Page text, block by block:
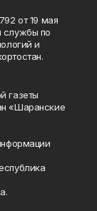
от 19 мая
службы по
и
газеты
«Шаранские